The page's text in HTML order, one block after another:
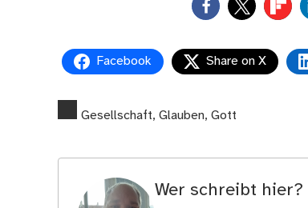
Facebook Share on X
Gesellschaft, Glauben, Gott
Wer schreibt hier?